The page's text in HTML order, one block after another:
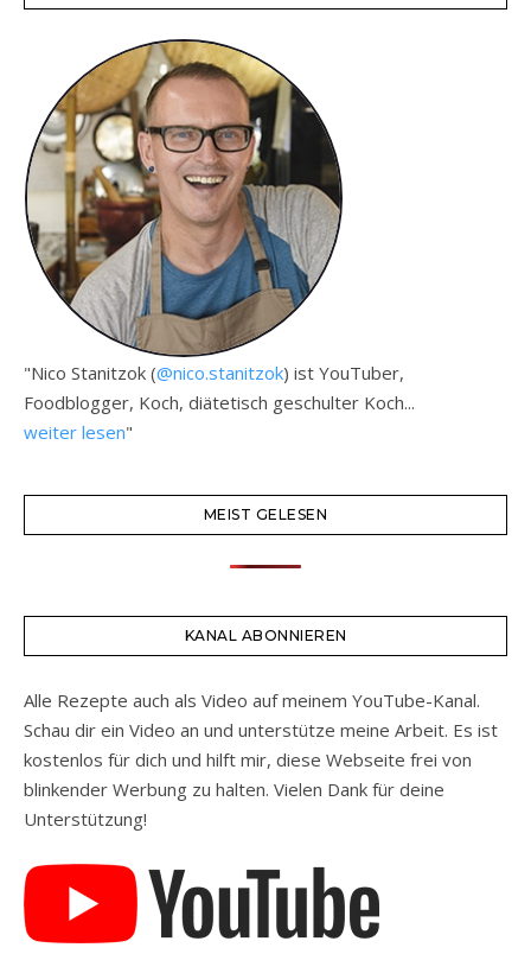
"Nico Stanitzok (@nico.stanitzok) ist YouTuber,
Foodblogger, Koch, diätetisch geschulter Koch...
weiter lesen"
MEIST GELESEN
KANAL ABONNIEREN
Alle Rezepte auch als Video auf meinem YouTube-Kanal.
Schau dir ein Video an und unterstütze meine Arbeit. Es ist
kostenlos für dich und hilft mir, diese Webseite frei von
blinkender Werbung zu halten. Vielen Dank für deine
Unterstützung!